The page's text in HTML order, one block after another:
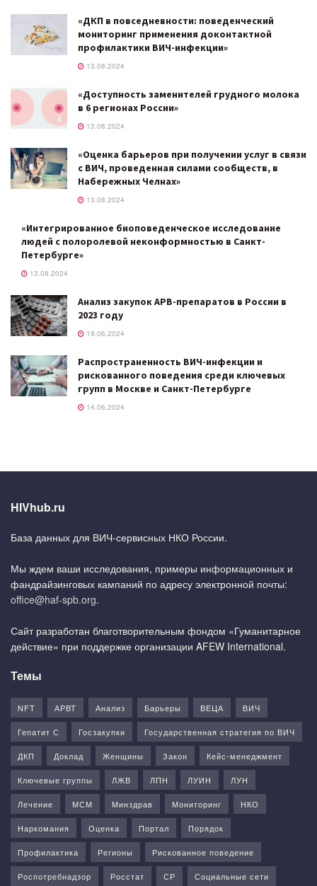
«ДКП в повседневности: поведенческий
мониторинг применения доконтактной
профилактики ВИЧ-инфекции»
13.08.2024
«Доступность заменителей грудного молока
в 6 регионах России»
13.08.2024
«Оценка барьеров при получении услуг в связи
с ВИЧ, проведенная силами сообществ, в
Набережных Челнах»
13.08.2024
«Интегрированное биоповеденческое исследование
людей с полоролевой неконформностью в Санкт-
Петербурге»
13.08.2024
Анализ закупок АРВ-препаратов в России в
2023 году
19.06.2024
Распространенность ВИЧ-инфекции и
рискованного поведения среди ключевых
групп в Москве и Санкт-Петербурге
14.06.2024
HIVhub.ru
База данных для ВИЧ-сервисных НКО России.
Мы ждем ваши исследования, примеры информационных и
фандрайзинговых кампаний по адресу электронной почты:
office@haf-spb.org.
Сайт разработан благотворительным фондом «Гуманитарное
действие» при поддержке организации AFEW International.
Темы
NFT АРВТ Анализ Барьеры ВЕЦА ВИЧ
Гепатит С Госзакупки Государственная стратегия по ВИЧ
ДКП Доклад Женщины Закон Кейс-менеджмент
Ключевые группы ЛЖВ ЛПН ЛУИН ЛУН
Лечение МСМ Минздрав Мониторинг НКО
Наркомания Оценка Портал Порядок
Профилактика Регионы Рискованное поведение
Роспотребнадзор Росстат СР Социальные сети